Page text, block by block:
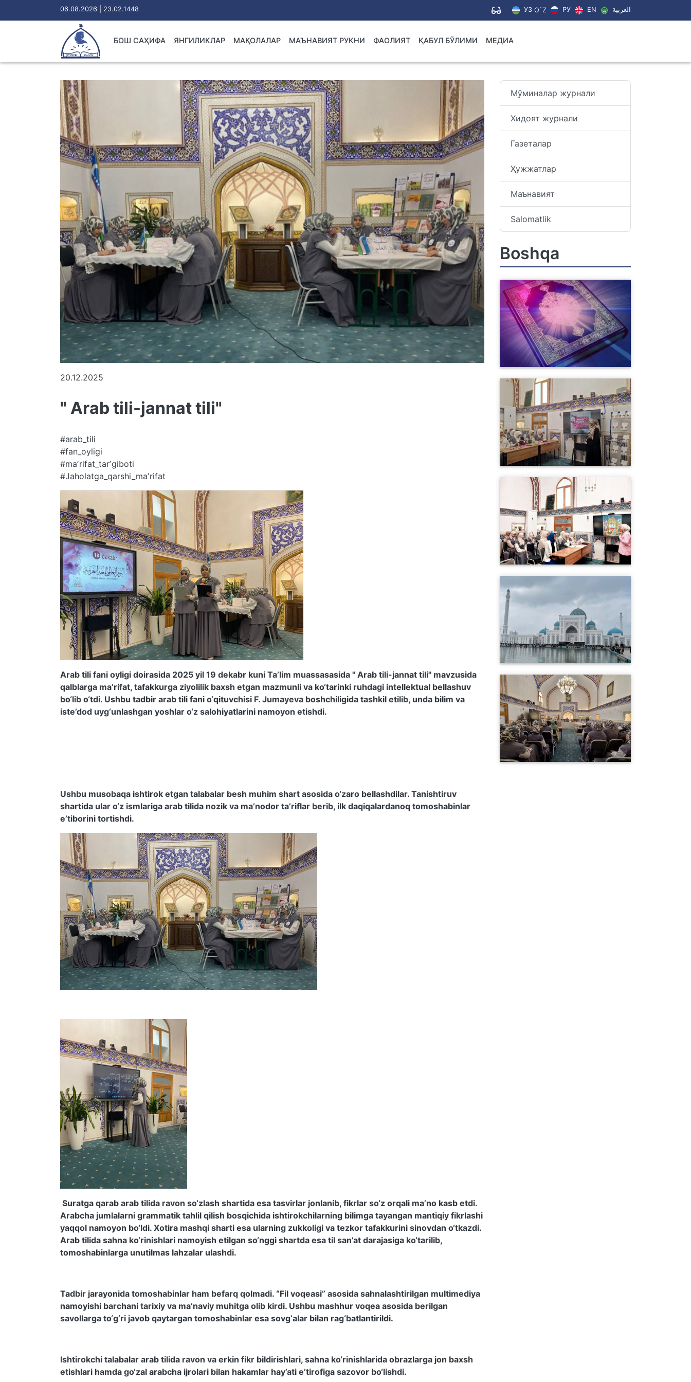
06.08.2026 | 23.02.1448 УЗ O`Z РУ EN العربية
БОШ САҲИФА ЯНГИЛИКЛАР МАҚОЛАЛАР МАЪНАВИЯТ РУКНИ ФАОЛИЯТ ҚАБУЛ БЎЛИМИ МЕДИА
20.12.2025
" Arab tili-jannat tili"
#arab_tili
#fan_oyligi
#maʼrifat_tarʼgiboti
#Jaholatga_qarshi_maʼrifat
Arab tili fani oyligi doirasida 2025 yil 19 dekabr kuni Ta’lim muassasasida " Arab tili-jannat tili" mavzusida
qalblarga ma’rifat, tafakkurga ziyolilik baxsh etgan mazmunli va ko‘tarinki ruhdagi intellektual bellashuv
bo‘lib o‘tdi. Ushbu tadbir arab tili fani o‘qituvchisi F. Jumayeva boshchiligida tashkil etilib, unda bilim va
iste’dod uyg‘unlashgan yoshlar o‘z salohiyatlarini namoyon etishdi.
Ushbu musobaqa ishtirok etgan talabalar besh muhim shart asosida o‘zaro bellashdilar. Tanishtiruv
shartida ular o‘z ismlariga arab tilida nozik va ma’nodor ta’riflar berib, ilk daqiqalardanoq tomoshabinlar
e’tiborini tortishdi.
Suratga qarab arab tilida ravon so‘zlash shartida esa tasvirlar jonlanib, fikrlar so‘z orqali ma’no kasb etdi.
Arabcha jumlalarni grammatik tahlil qilish bosqichida ishtirokchilarning bilimga tayangan mantiqiy fikrlashi
yaqqol namoyon bo‘ldi. Xotira mashqi sharti esa ularning zukkoligi va tezkor tafakkurini sinovdan o‘tkazdi.
Arab tilida sahna ko‘rinishlari namoyish etilgan so‘nggi shartda esa til san’at darajasiga ko‘tarilib,
tomoshabinlarga unutilmas lahzalar ulashdi.
Tadbir jarayonida tomoshabinlar ham befarq qolmadi. “Fil voqeasi” asosida sahnalashtirilgan multimediya
namoyishi barchani tarixiy va ma’naviy muhitga olib kirdi. Ushbu mashhur voqea asosida berilgan
savollarga to‘g‘ri javob qaytargan tomoshabinlar esa sovg‘alar bilan rag‘batlantirildi.
Ishtirokchi talabalar arab tilida ravon va erkin fikr bildirishlari, sahna ko‘rinishlarida obrazlarga jon baxsh
etishlari hamda go‘zal arabcha ijrolari bilan hakamlar hay’ati e’tirofiga sazovor bo‘lishdi.
Мўминалар журнали
Хидоят журнали
Газеталар
Ҳужжатлар
Маънавият
Salomatlik
Boshqa